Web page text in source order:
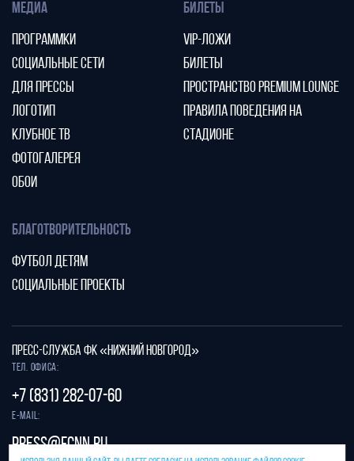
МЕДИА
ПРОГРАММКИ
СОЦИАЛЬНЫЕ СЕТИ
ДЛЯ ПРЕССЫ
ЛОГОТИП
КЛУБНОЕ ТВ
ФОТОГАЛЕРЕЯ
ОБОИ
БИЛЕТЫ
VIP-ЛОЖИ
БИЛЕТЫ
ПРОСТРАНСТВО PREMIUM LOUNGE
ПРАВИЛА ПОВЕДЕНИЯ НА
СТАДИОНЕ
БЛАГОТВОРИТЕЛЬНОСТЬ
ФУТБОЛ ДЕТЯМ
СОЦИАЛЬНЫЕ ПРОЕКТЫ
ПРЕСС-СЛУЖБА ФК «НИЖНИЙ НОВГОРОД»
Тел. офиса:
+7 (831) 282-07-60
E-mail:
press@fcnn.ru